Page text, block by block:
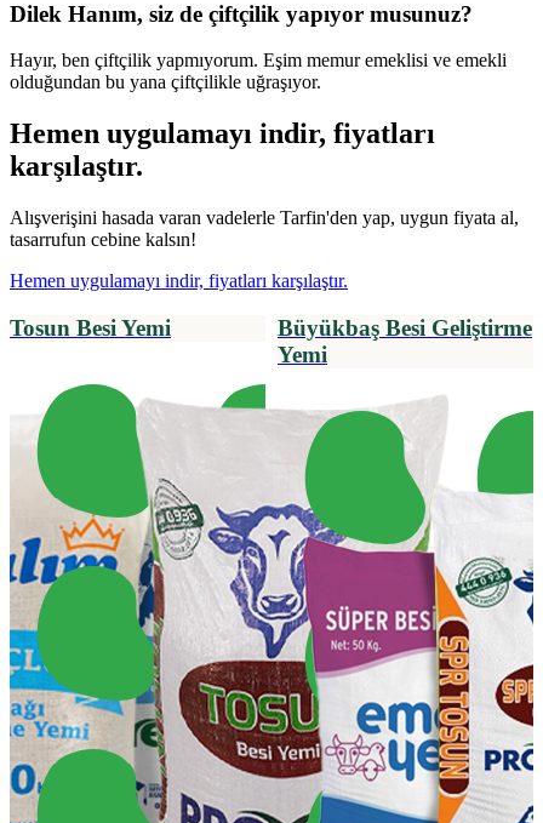
Dilek Hanım, siz de çiftçilik yapıyor musunuz?
Hayır, ben çiftçilik yapmıyorum. Eşim memur emeklisi ve emekli
olduğundan bu yana çiftçilikle uğraşıyor.
Hemen uygulamayı indir, fiyatları
karşılaştır.
Alışverişini hasada varan vadelerle Tarfin'den yap, uygun fiyata al,
tasarrufun cebine kalsın!
Hemen uygulamayı indir, fiyatları karşılaştır.
Tosun Besi Yemi
Büyükbaş Besi Geliştirme
Yemi